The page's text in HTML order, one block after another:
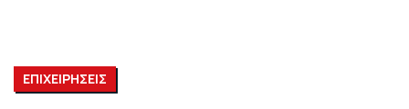
ΕΠΙΧΕΙΡΗΣΕΙΣ